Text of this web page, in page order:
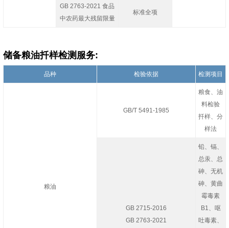
GB 2763-2021 食品
中农药最大残留限量
标准全项
储备粮油扦样检测服务:
品种 检验依据 检测项目
粮油
GB/T 5491-1985
粮食、油
料检验
扦样、分
样法
GB 2715-2016
GB 2763-2021
铅、镉、
总汞、总
砷、无机
砷、黄曲
霉毒素
B1、呕
吐毒素、